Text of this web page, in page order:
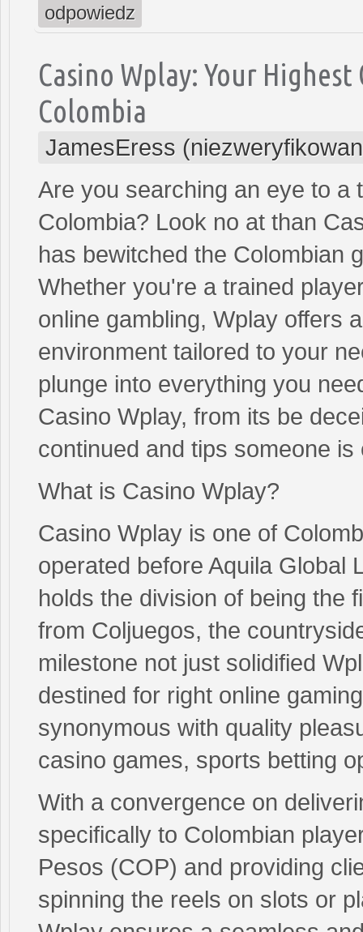
odpowiedz
Casino Wplay: Your
Colombia
JamesEress
Are you searching an eye to a
Colombia? Look no at than
has bewitched the Colombian
Whether you're a trained
online gambling, Wplay offers
environment tailored to your
plunge into everything you
Casino Wplay, from its be
continued and tips someone
What is Casino Wplay?
Casino Wplay is one of
operated before Aquila Global
holds the division of being the
from Coljuegos, the
milestone not just solidified
destined for right online
synonymous with quality
casino games, sports betting
With a convergence on
specifically to Colombian
Pesos (COP) and providing
spinning the reels on slots or